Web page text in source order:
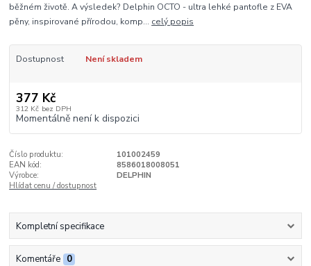
běžném životě. A výsledek? Delphin OCTO - ultra lehké pantofle z EVA
pěny, inspirované přírodou, komp... celý popis
Dostupnost Není skladem
377 Kč
312 Kč bez DPH
Momentálně není k dispozici
Číslo produktu:
101002459
EAN kód:
8586018008051
Výrobce:
DELPHIN
Hlídat cenu / dostupnost
Kompletní specifikace
Komentáře 0